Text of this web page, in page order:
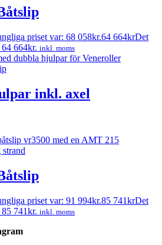
priset var: 68 058kr.64 664krDet
664kr. inkl. moms
inkl. axel
priset var: 91 994kr.85 741krDet
741kr. inkl. moms